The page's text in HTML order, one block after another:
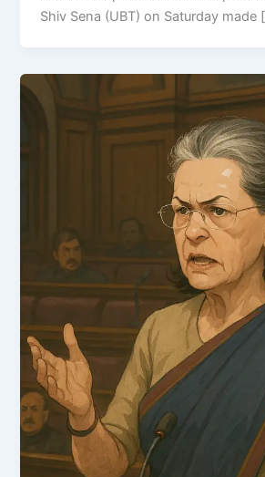
Shiv Sena (UBT) on Saturday made